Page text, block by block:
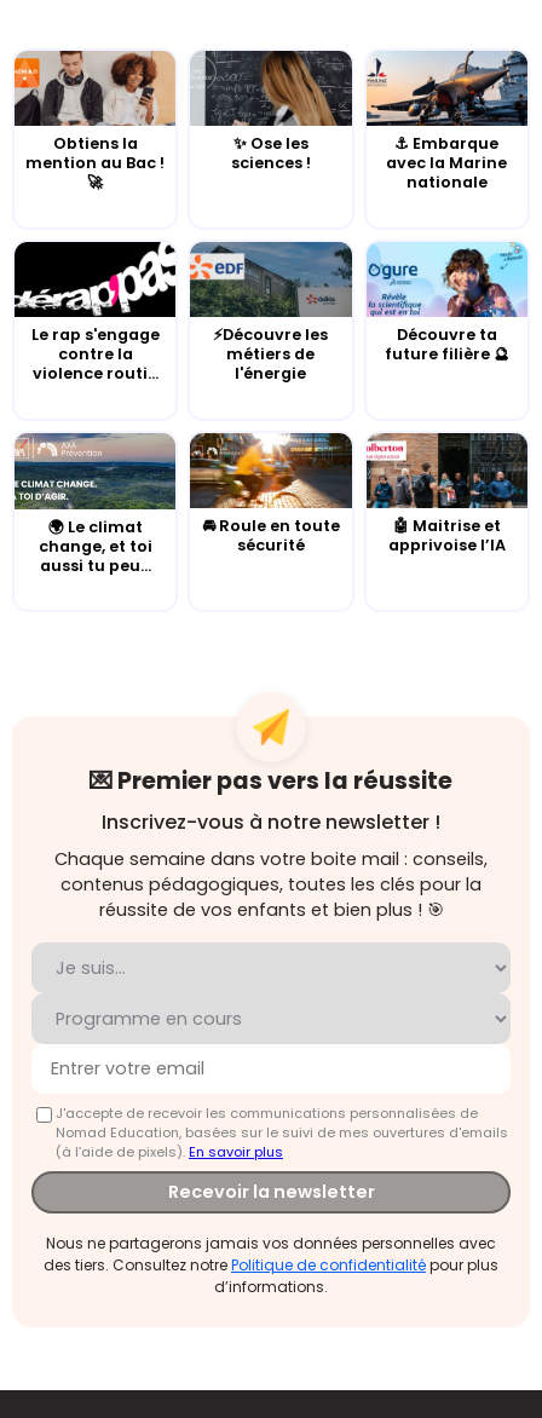
Obtiens la
mention au Bac !
🚀
✨ Ose les
sciences !
⚓️ Embarque
avec la Marine
nationale
Le rap s'engage
contre la
violence routi...
⚡Découvre les
métiers de
l'énergie
Découvre ta
future filière 🔮
🌍 Le climat
change, et toi
aussi tu peu...
🚘 Roule en toute
sécurité
🤖 Maitrise et
apprivoise l’IA
💌 Premier pas vers la réussite
Inscrivez-vous à notre newsletter !
Chaque semaine dans votre boite mail : conseils,
contenus pédagogiques, toutes les clés pour la
réussite de vos enfants et bien plus ! 🎯
J'accepte de recevoir les communications personnalisées de
Nomad Education, basées sur le suivi de mes ouvertures d'emails
(à l’aide de pixels).En savoir plus
Recevoir la newsletter
Nous ne partagerons jamais vos données personnelles avec
des tiers. Consultez notrePolitique de confidentialitépour plus
d’informations.